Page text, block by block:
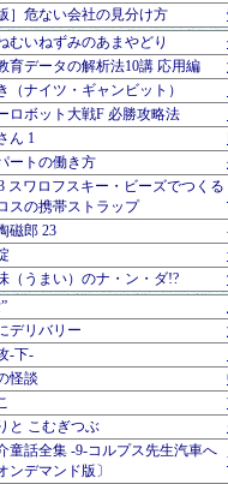
］危ない会社の見分け方
むいねずみのあまやどり
育データの解析法10講 応用編
（ナイツ・ギャンビット）
ロボット大戦F 必勝攻略法
ん 1
ートの働き方
スワロフスキー・ビーズでつくる
スの携帯ストラップ
磁郎 23
（うまい）のナ・ン・ダ!?
デリバリー
-下-
怪談
と こむぎつぶ
童話全集 -9-コルプス先生汽車へ
ンデマンド版〕